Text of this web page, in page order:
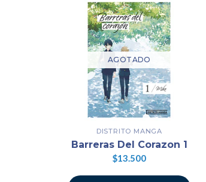
AGOTADO
DISTRITO MANGA
Barreras Del Corazon 1
$13.500